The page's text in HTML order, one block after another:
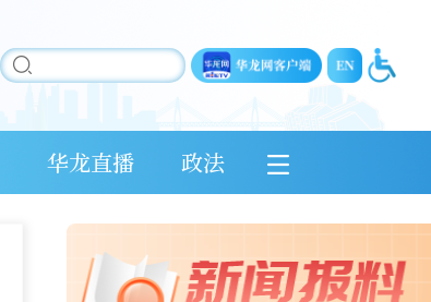
华龙直播 政法